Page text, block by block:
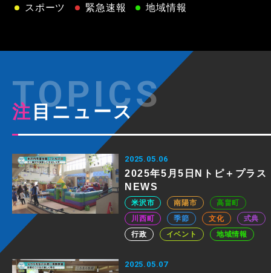
スポーツ
緊急速報 地域情報
注目ニュース
2025.05.06
2025年5月5日Nトピ＋プラス
NEWS
米沢市 南陽市
高畠町
川西町
季節 文化
式典
行政
イベント 地域情報
2025.05.07